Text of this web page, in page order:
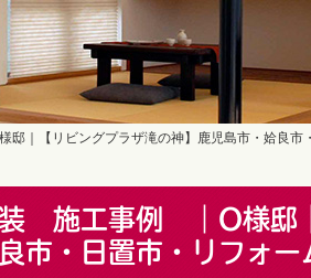
【リビングプラザ滝の神】鹿児島市・姶良市
施工事例 ｜O様邸
市・日置市・リフォー